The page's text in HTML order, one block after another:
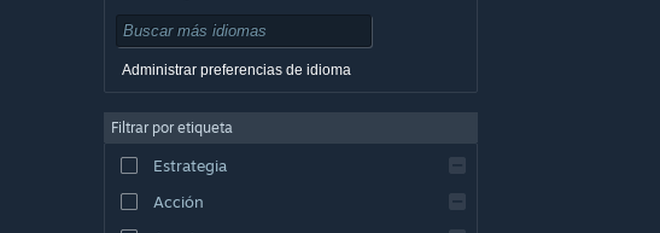
Administrar preferencias de idioma
Filtrar por etiqueta
Estrategia
Acción